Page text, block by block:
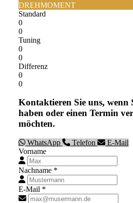
DREHMOMENT
Standard
0
0
Tuning
0
0
Differenz
0
0
Kontaktieren Sie uns, wenn
haben oder einen Termin
möchten.
WhatsApp Telefon
E-Mail
Vorname
Nachname *
E-Mail *